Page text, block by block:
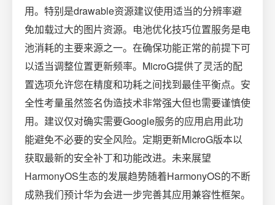
用。特别是drawable资源建议使用适当的分辨率避
免加载过大的图片资源。电池优化技巧位置服务是电
池消耗的主要来源之一。在确保功能正常的前提下可
以适当调整位置更新频率。MicroG提供了灵活的配
置选项允许您在精度和功耗之间找到最佳平衡点。安
全性考量虽然签名伪造技术非常强大但也需要谨慎使
用。建议仅对确实需要Google服务的应用启用此功
能避免不必要的安全风险。定期更新MicroG版本以
获取最新的安全补丁和功能改进。未来展望
HarmonyOS生态的发展趋势随着HarmonyOS的不断
成熟我们预计华为会进一步完善其应用兼容性框架。